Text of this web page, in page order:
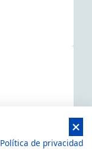
Política de privacidad